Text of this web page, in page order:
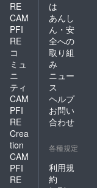
RE
CAM
PFI
RE
コ
ミュ
ニ
ティ
CAM
PFI
RE
Crea
tion
CAM
PFI
RE
は
あんし
ん・安
全への
取り組
み
ニュー
ス
ヘルプ
お問い
合わせ
各種規定
利用規
約